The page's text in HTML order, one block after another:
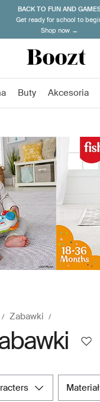
BACK TO FUN AND
Get ready for school to
Shop now →
Buty Akcesoria
Zabawki
materiał